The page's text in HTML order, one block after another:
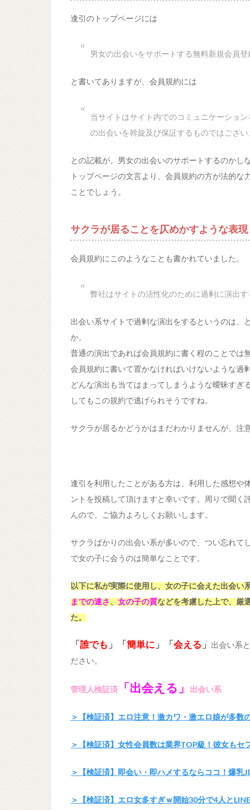
逢引のトップページには
男女の出会いをサポートする無料新規会員
と書いてありますが、会員規約には
当サイトはサイト内でのコミュニケーショ
の出会いを斡旋及び保証するものではござい
との記載が。男女の出会いのサポートするのかし
トップページの文言より、会員規約の方が法的
ことでしょう。
サクラが居ることを仄めかすような表現
会員規約にこのようなことも書かれていました。
弊社はサイトの活性化のために過剰に演出す
出会い系サイトで過剰な演出をするというのは、
か。
普通の演出であれば会員規約に書く程のことでは
会員規約に書いて置かなければいけないような過
どんな演出も当てはまってしまうような曖昧すぎ
してもこの規約で逃げられそうですね。
サクラが居るかどうかはまだわかりませんが、注
逢引を利用したことがある方は、利用した感想や
ントを投稿して頂けますと幸いです。周りで聞く
んので、ご協力よろしくお願いします。
サクラばかりの出会い系が多いので、つい忘れて
で女の子に会うのは簡単なことです。
以下に私が実際に使用し、女の子に会えた出会い
までの速さ、 女の子の質などを考慮した上で、厳
た。
「 誰でも 」「 簡単に 」 「 会える 」
出会い系
ださい。
管理人検証済 「出会える」 出会い系
＞【検証済】エロ注意！激カワ・激エロ娘が多数
＞【検証済】女性会員数は業界TOP級！彼女もセ
＞【検証済】即会い・即ハメするならココ！爆乳
＞【検証済】エロ女多すぎｗ開始30分で4人と